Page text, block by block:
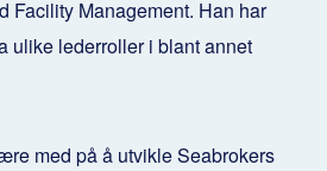
Facility Management. Han har
ulike lederroller i blant annet
med på å utvikle Seabrokers